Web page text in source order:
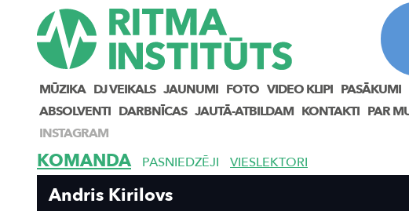
MŪZIKA DJ VEIKALS JAUNUMI FOTO VIDEO KLIPI PASĀKUMI
ABSOLVENTI DARBNĪCAS JAUTĀ-ATBILDAM KONTAKTI PAR
INSTAGRAM
KOMANDA PASNIEDZĒJI VIESLEKTORI
Andris Kirilovs